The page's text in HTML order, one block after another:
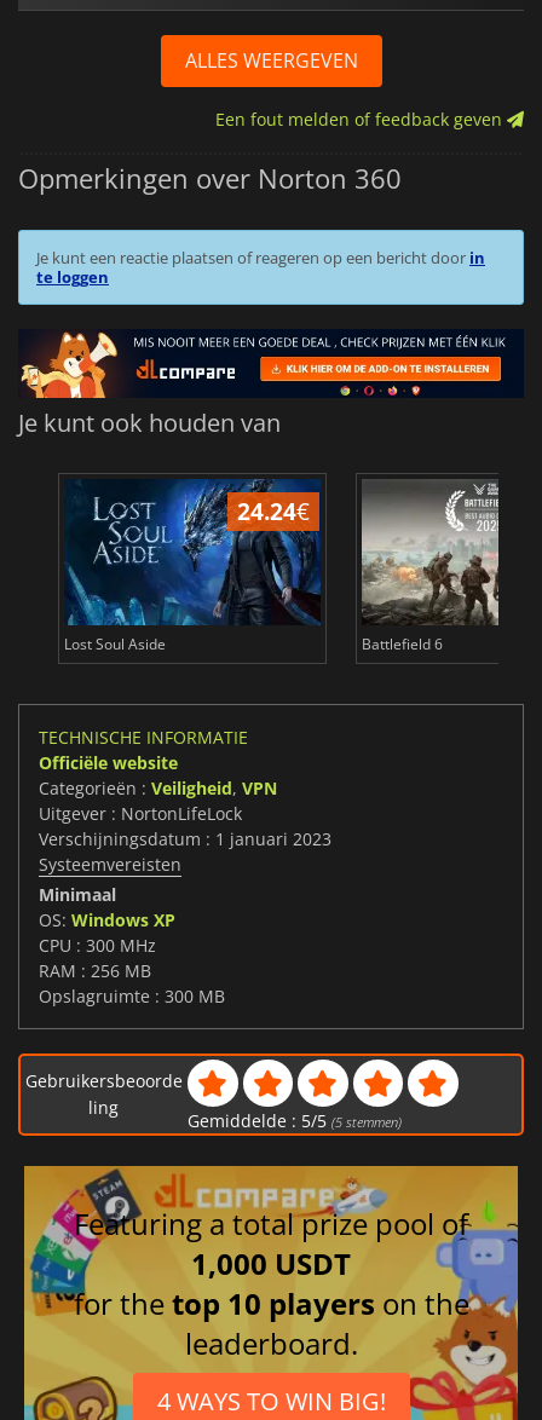
ALLES WEERGEVEN
Een fout melden of feedback geven
Opmerkingen over Norton 360
Je kunt een reactie plaatsen of reageren op een bericht door in
te loggen
Je kunt ook houden van
24.24€
Lost Soul Aside Battlefield 6
TECHNISCHE INFORMATIE
Officiële website
Categorieën : Veiligheid, VPN
Uitgever : NortonLifeLock
Verschijningsdatum : 1 januari 2023
Systeemvereisten
Minimaal
OS: Windows XP
CPU : 300 MHz
RAM : 256 MB
Opslagruimte : 300 MB
Gebruikersbeoorde
ling
Gemiddelde : 5/5 (5stemmen)
Featuring a total prize pool of
1,000 USDT
for thetop 10 players on the
leaderboard.
4 WAYS TO WIN BIG!